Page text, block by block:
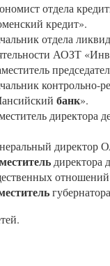
отдела
кредит».
отдела
АОЗТ
контрольно-
банк».
директора
директора